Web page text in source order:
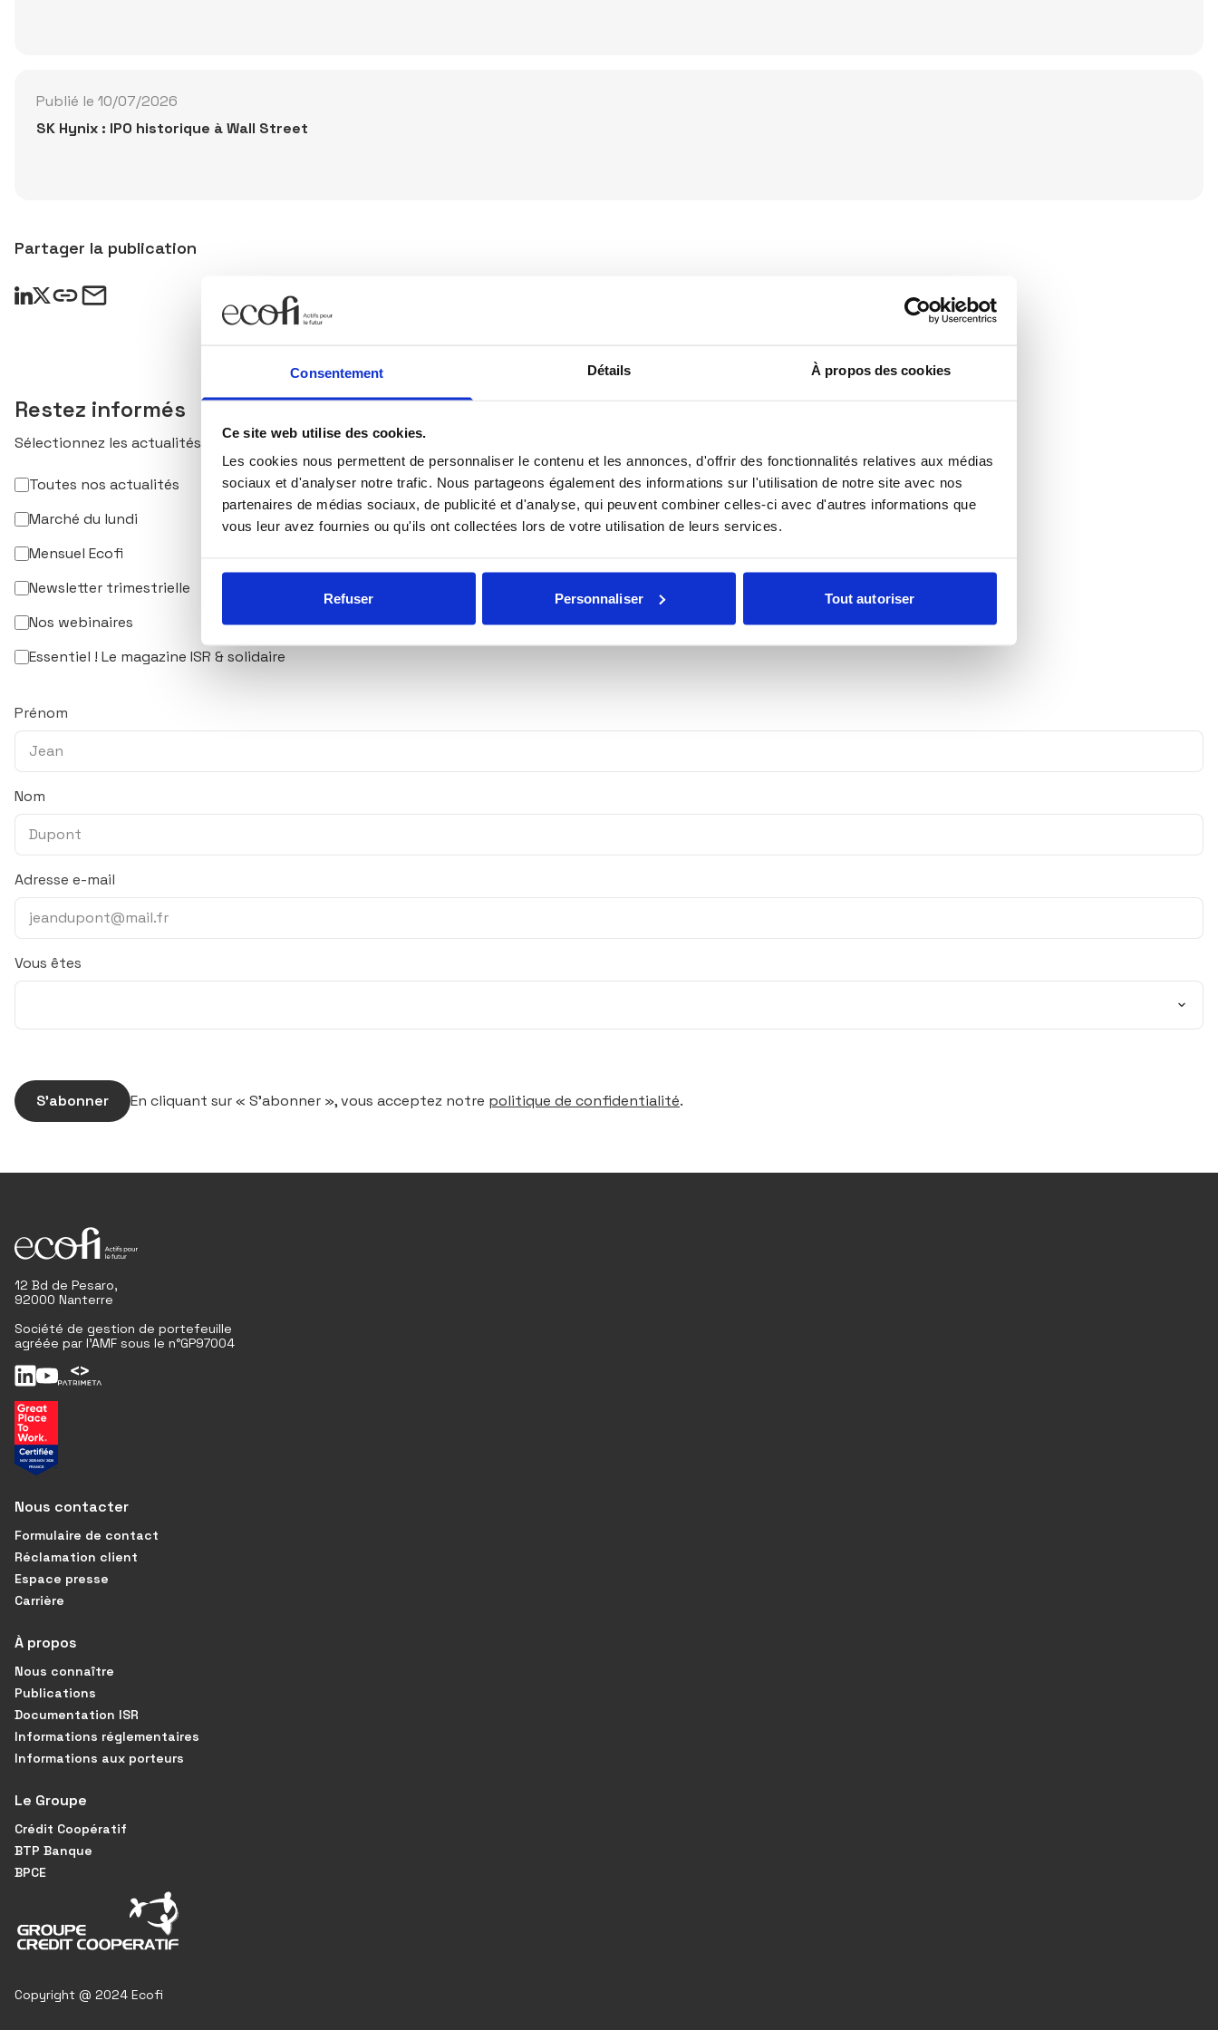
Consentement Détails À propos des cookies
Ce site web utilise des cookies.
Les cookies nous permettent de personnaliser le contenu et les annonces, d'offrir des fonctionnalités relatives aux médias
sociaux et d'analyser notre trafic. Nous partageons également des informations sur l'utilisation de notre site avec nos
partenaires de médias sociaux, de publicité et d'analyse, qui peuvent combiner celles-ci avec d'autres informations que
vous leur avez fournies ou qu'ils ont collectées lors de votre utilisation de leurs services.
Refuser Personnaliser Tout autoriser
Publié le 10/07/2026
SK Hynix : IPO historique à Wall Street
Partager la publication
Restez informés
Sélectionnez les actualités qui vous intéressent et abonnez-vous pour les recevoir en exclusivité.
Toutes nos actualités
Marché du lundi
Mensuel Ecofi
Newsletter trimestrielle
Nos webinaires
Essentiel ! Le magazine ISR & solidaire
Prénom
Nom
Adresse e-mail
Vous êtes
S’abonner En cliquant sur « S’abonner », vous acceptez notre politique de confidentialité.
12 Bd de Pesaro,
92000 Nanterre
Société de gestion de portefeuille
agréée par l'AMF sous le n°GP97004
Nous contacter
Formulaire de contact
Réclamation client
Espace presse
Carrière
À propos
Nous connaître
Publications
Documentation ISR
Informations réglementaires
Informations aux porteurs
Le Groupe
Crédit Coopératif
BTP Banque
BPCE
Copyright @ 2024 Ecofi